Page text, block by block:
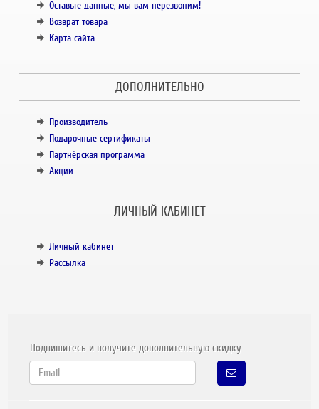
Оставьте данные, мы вам перезвоним!
Возврат товара
Карта сайта
ДОПОЛНИТЕЛЬНО
Производитель
Подарочные сертификаты
Партнёрская программа
Акции
ЛИЧНЫЙ КАБИНЕТ
Личный кабинет
Рассылка
Подпишитесь и получите дополнительную скидку